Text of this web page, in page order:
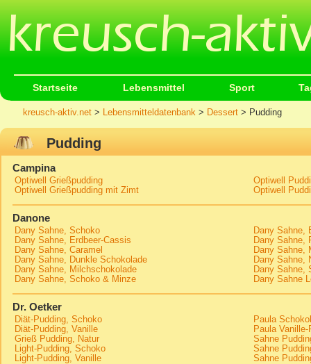
Startseite Lebensmittel Sport
kreusch-aktiv.net > Lebensmitteldatenbank > Dessert > Pudding
Pudding
Campina
Optiwell Grießpudding
Optiwell Grießpudding mit Zimt
Optiwell
Optiwell
Danone
Dany Sahne, Schoko
Dany Sahne, Erdbeer-Cassis
Dany Sahne, Caramel
Dany Sahne, Dunkle Schokolade
Dany Sahne, Milchschokolade
Dany Sahne, Schoko & Minze
Dany Sahne,
Dany Sahne,
Dany Sahne,
Dany Sahne,
Dany Sahne,
Dany Sahne
Dr. Oetker
Diät-Pudding, Schoko
Diät-Pudding, Vanille
Grieß Pudding, Natur
Light-Pudding, Schoko
Light-Pudding, Vanille
Paula
Paula
Sahne
Sahne
Sahne